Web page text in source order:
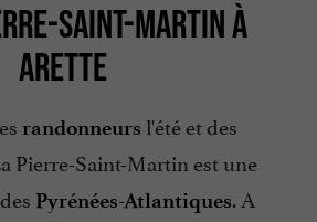
SAINT-MARTIN À
ARETTE
randonneurs l'été et des
Pierre-Saint-Martin est une
Pyrénées-Atlantiques. A